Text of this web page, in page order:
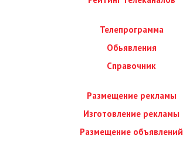
Телепрограмма
Обьявления
Справочник
Размещение рекламы
Изготовление рекламы
Размещение объявлений